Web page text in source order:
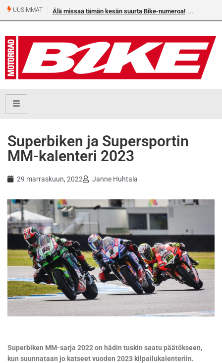
UUSIMMAT Älä missaa tämän kesän suurta Bike-numeroa!
Superbiken ja Supersportin
MM-kalenteri 2023
29 marraskuun, 2022 Janne Huhtala
Superbiken MM-sarja 2022 on hädin tuskin saatu päätökseen,
kun suunnataan jo katseet vuoden 2023 kilpailukalenteriin.